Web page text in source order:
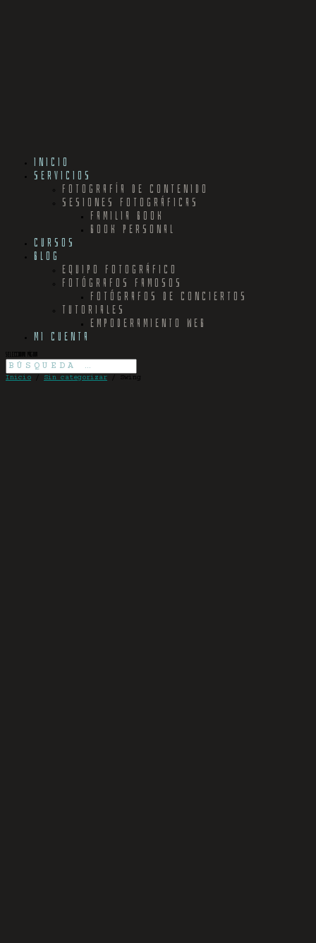
INICIO
SERVICIOS
FOTOGRAFÍA DE CONTENIDO
SESIONES FOTOGRÁFICAS
FAMILIA BOOK
BOOK PERSONAL
CURSOS
BLOG
EQUIPO FOTOGRÁFICO
FOTÓGRAFOS FAMOSOS
FOTÓGRAFOS DE CONCIERTOS
TUTORIALES
EMPODERAMIENTO WEB
MI CUENTA
Seleccionar página
Inicio Sin categorizar / Swing